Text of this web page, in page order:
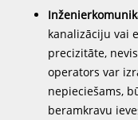
kanalizāciju vai
precizitāte,
operators var
nepieciešams,
beramkravu